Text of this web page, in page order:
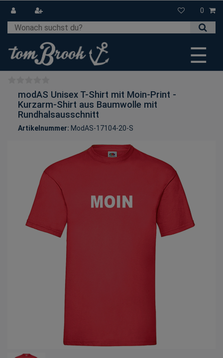
0
☰
modAS Unisex T-Shirt mit Moin-Print -
Kurzarm-Shirt aus Baumwolle mit
Rundhalsausschnitt
Artikelnummer: ModAS-17104-20-S